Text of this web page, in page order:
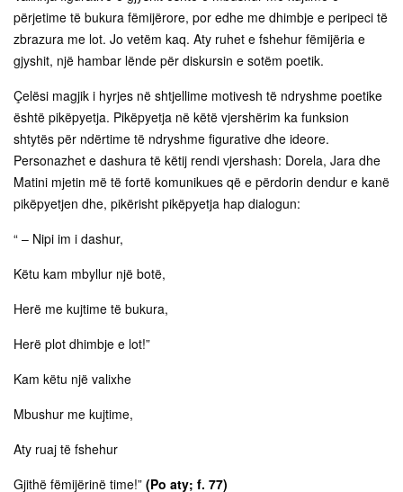
përjetime të bukura fëmijërore, por edhe me dhimbje e peripeci të
zbrazura me lot. Jo vetëm kaq. Aty ruhet e fshehur fëmijëria e
gjyshit, një hambar lënde për diskursin e sotëm poetik.
Çelësi magjik i hyrjes në shtjellime motivesh të ndryshme poetike
është pikëpyetja. Pikëpyetja në këtë vjershërim ka funksion
shtytës për ndërtime të ndryshme figurative dhe ideore.
Personazhet e dashura të këtij rendi vjershash: Dorela, Jara dhe
Matini mjetin më të fortë komunikues që e përdorin dendur e kanë
pikëpyetjen dhe, pikërisht pikëpyetja hap dialogun:
“ – Nipi im i dashur,
Këtu kam mbyllur një botë,
Herë me kujtime të bukura,
Herë plot dhimbje e lot!”
Kam këtu një valixhe
Mbushur me kujtime,
Aty ruaj të fshehur
Gjithë fëmijërinë time!” (Po aty; f. 77)